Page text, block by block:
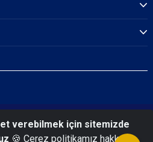
Müdürlüğü
verebilmek için sitemizde
🍪 Çerez politikamız hakkında